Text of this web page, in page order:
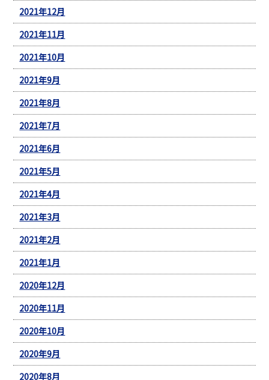
2021年12月
2021年11月
2021年10月
2021年9月
2021年8月
2021年7月
2021年6月
2021年5月
2021年4月
2021年3月
2021年2月
2021年1月
2020年12月
2020年11月
2020年10月
2020年9月
2020年8月